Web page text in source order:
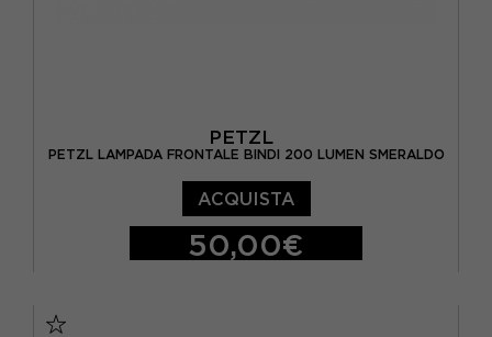
PETZL
PETZL LAMPADA FRONTALE BINDI 200 LUMEN SMERALDO
ACQUISTA
50,00€